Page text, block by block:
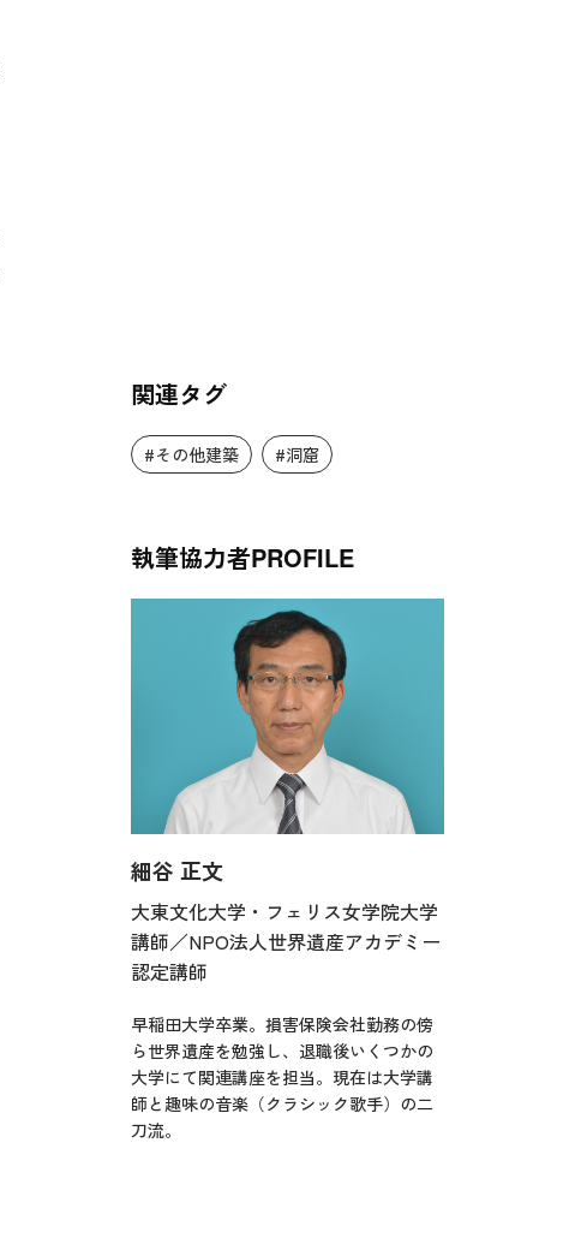
関連タグ
#その他建築 #洞窟
執筆協力者PROFILE
細谷 正文
大東文化大学・フェリス女学院大学
講師／NPO法人世界遺産アカデミー
認定講師
早稲田大学卒業。損害保険会社勤務の傍
ら世界遺産を勉強し、退職後いくつかの
大学にて関連講座を担当。現在は大学講
師と趣味の音楽（クラシック歌手）の二
刀流。